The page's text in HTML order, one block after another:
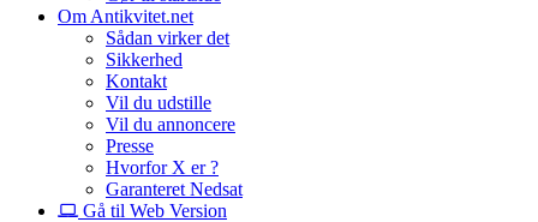
Om Antikvitet.net
Sådan virker det
Sikkerhed
Kontakt
Vil du udstille
Vil du annoncere
Presse
Hvorfor X er ?
Garanteret Nedsat
Gå til Web Version